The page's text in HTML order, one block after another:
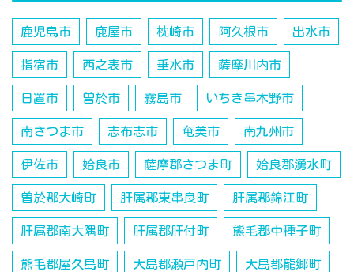
鹿児島市 鹿屋市 枕崎市 阿久根市 出水市
指宿市 西之表市 垂水市 薩摩川内市
日置市 曽於市 霧島市 いちき串木野市
南さつま市 志布志市 奄美市 南九州市
伊佐市 姶良市 薩摩郡さつま町 姶良郡湧水町
曽於郡大崎町 肝属郡東串良町 肝属郡錦江町
肝属郡南大隅町 肝属郡肝付町 熊毛郡中種子町
熊毛郡屋久島町 大島郡瀬戸内町 大島郡龍郷町